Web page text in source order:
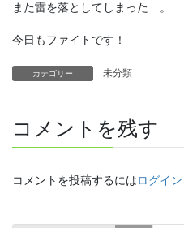
また雷を落としてしまった…。
今日もファイトです！
カテゴリー 未分類
コメントを残す
コメントを投稿するにはログイン